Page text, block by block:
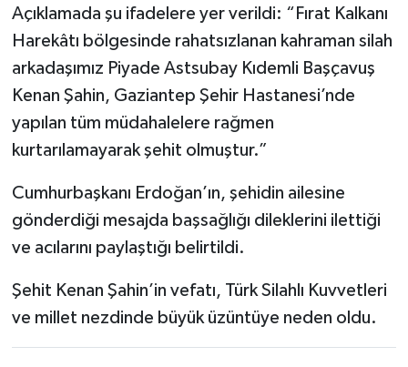
Açıklamada şu ifadelere yer verildi: “Fırat Kalkanı
Harekâtı bölgesinde rahatsızlanan kahraman silah
arkadaşımız Piyade Astsubay Kıdemli Başçavuş
Kenan Şahin, Gaziantep Şehir Hastanesi’nde
yapılan tüm müdahalelere rağmen
kurtarılamayarak şehit olmuştur.”
Cumhurbaşkanı Erdoğan’ın, şehidin ailesine
gönderdiği mesajda başsağlığı dileklerini ilettiği
ve acılarını paylaştığı belirtildi.
Şehit Kenan Şahin’in vefatı, Türk Silahlı Kuvvetleri
ve millet nezdinde büyük üzüntüye neden oldu.